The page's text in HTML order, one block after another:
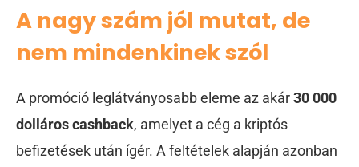
A nagy szám jól mutat, de
nem mindenkinek szól
A promóció leglátványosabb eleme az akár30 000
dolláros cashback, amelyet a cég a kriptós
befizetések után ígér. A feltételek alapján azonban